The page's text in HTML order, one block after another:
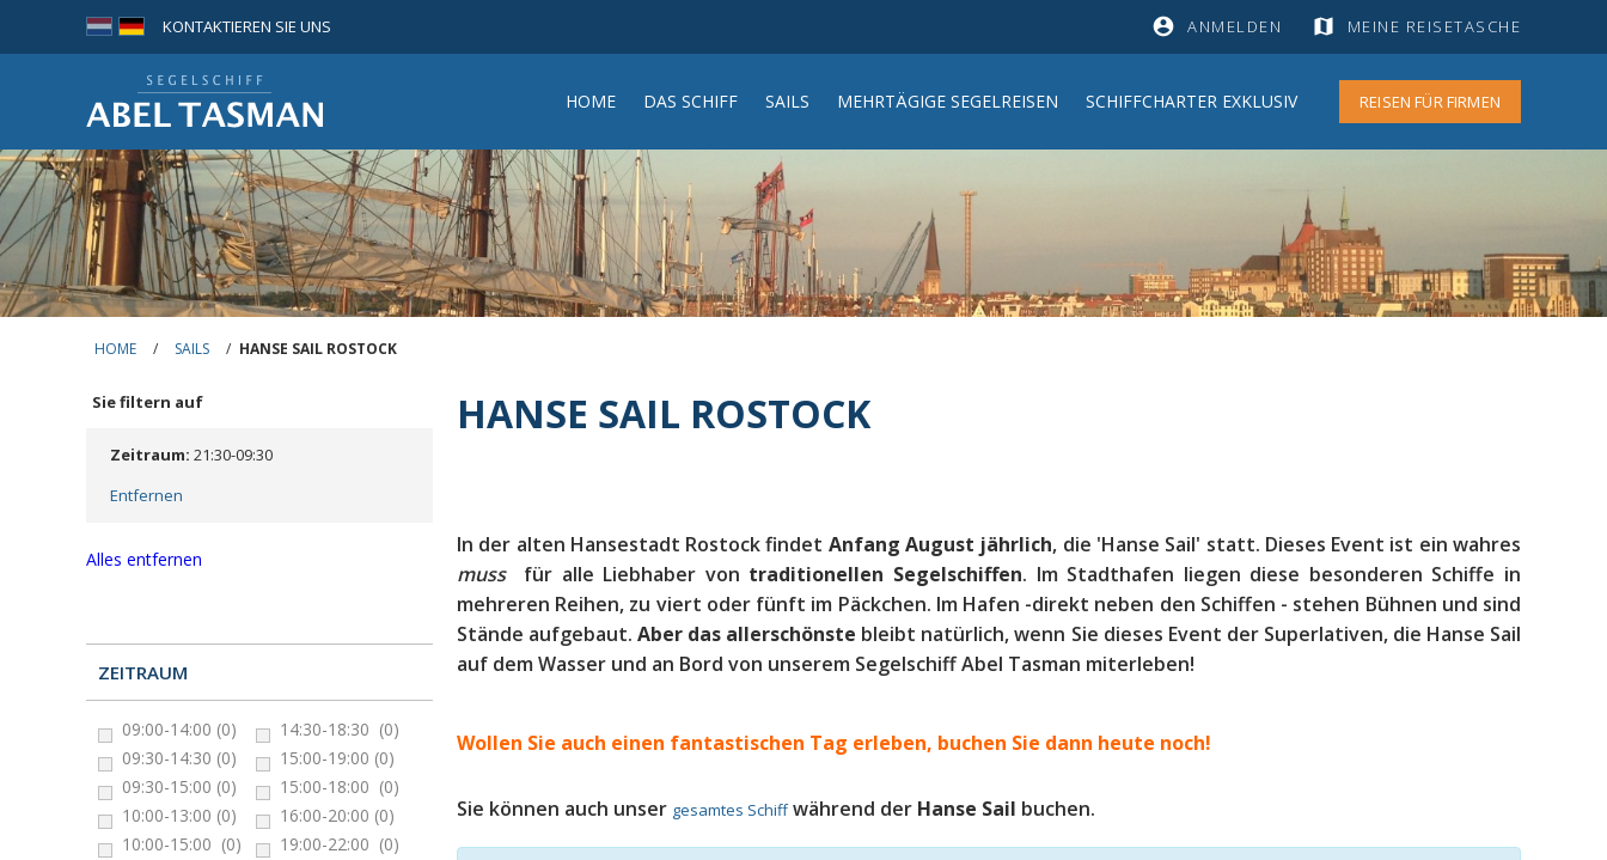
account_circle ANMELDEN map MEINE REISETASCHE
KONTAKTIEREN SIE UNS
REISEN FÜR FIRMEN
HOME DAS SCHIFF SAILS MEHRTÄGIGE SEGELREISEN SCHIFFCHARTER EXKLUSIV
HOME / SAILS / HANSE SAIL ROSTOCK
Sie filtern auf
Zeitraum:
Entfernen
21:30-09:30
Alles entfernen
ZEITRAUM
09:00-14:00 (0)
09:30-14:30 (0)
09:30-15:00 (0)
10:00-13:00 (0)
10:00-15:00 (0)
14:30-18:30 (0)
15:00-19:00 (0)
15:00-18:00 (0)
16:00-20:00 (0)
19:00-22:00 (0)
HANSE SAIL ROSTOCK
In der alten Hansestadt Rostock findet Anfang August jährlich, die 'Hanse Sail' statt. Dieses Event ist ein wahres
muss
für alle Liebhaber von traditionellen Segelschiffen. Im Stadthafen liegen diese besonderen Schiffe in
mehreren Reihen, zu viert oder fünft im Päckchen. Im Hafen -direkt neben den Schiffen - stehen Bühnen und sind
Stände aufgebaut.Aber das allerschönste bleibt natürlich, wenn Sie dieses Event der Superlativen, die Hanse Sail
auf dem Wasser und an Bord von unserem Segelschiff Abel Tasman miterleben!
Wollen Sie auch einen fantastischen Tag erleben, buchen Sie dann heute noch!
Sie können auch unser gesamtes Schiffwährend der Hanse Sail buchen.